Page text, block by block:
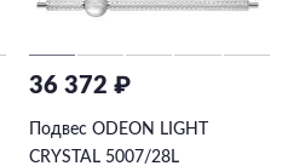
36 372 ₽
Подвес ODEON LIGHT
CRYSTAL 5007/28L